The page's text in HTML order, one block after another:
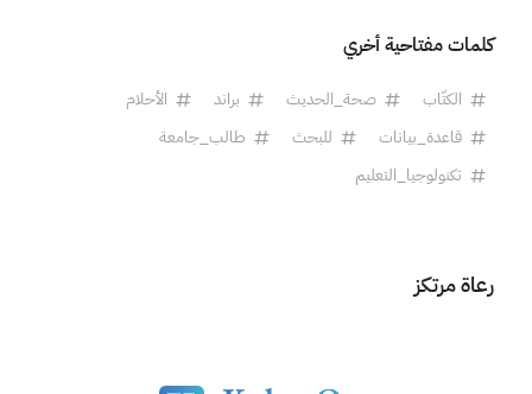
كلمات مفتاحية أخري
الكتّاب صحة_الحديث براند
الأحلام
قاعدة_بيانات
للبحث
طالب_جامعة
تكنولوجيا_التعليم
رعاة مرتكز